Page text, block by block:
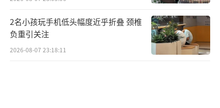
2名小孩玩手机低头幅度近乎折叠 颈椎
负重引关注
2026-08-07 23:18:11